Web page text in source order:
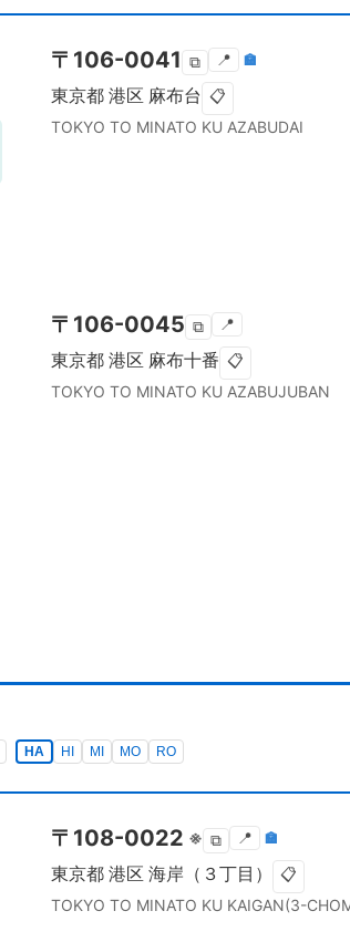
〒 106-0041 ⧉ 📍 🏣
東京都 港区 麻布台 📋
TOKYO TO MINATO KU AZABUDAI
〒 106-0045 ⧉ 📍
東京都 港区 麻布十番 📋
TOKYO TO MINATO KU AZABUJUBAN
HA HI MI MO RO
〒 108-0022 ※ ⧉ 📍 🏣
東京都 港区 海岸（３丁目） 📋
TOKYO TO MINATO KU KAIGAN(3-